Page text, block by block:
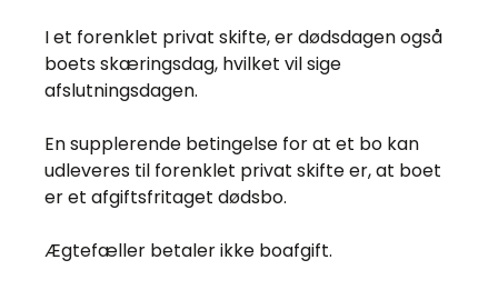
I et forenklet privat skifte, er dødsdagen også
boets skæringsdag, hvilket vil sige
afslutningsdagen.
En supplerende betingelse for at et bo kan
udleveres til forenklet privat skifte er, at boet
er et afgiftsfritaget dødsbo.
Ægtefæller betaler ikke boafgift.